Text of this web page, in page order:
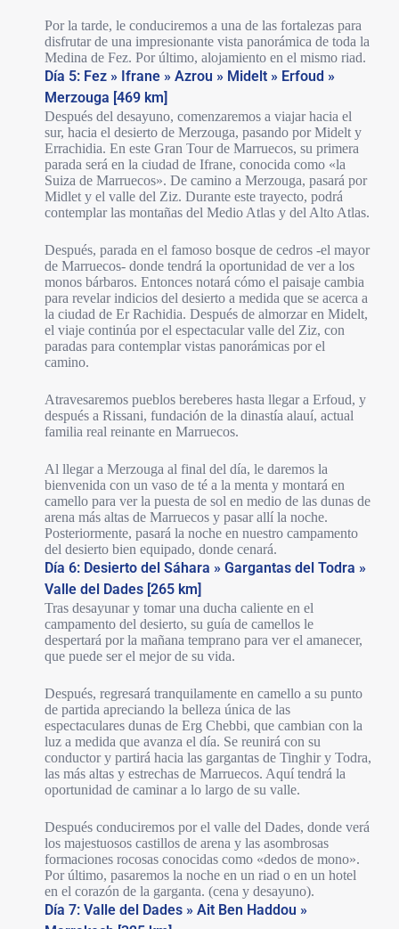
Por la tarde, le conduciremos a una de las fortalezas para
disfrutar de una impresionante vista panorámica de toda la
Medina de Fez. Por último, alojamiento en el mismo riad.
Día 5: Fez » Ifrane » Azrou » Midelt » Erfoud »
Merzouga [469 km]
Después del desayuno, comenzaremos a viajar hacia el
sur, hacia el desierto de Merzouga, pasando por Midelt y
Errachidia. En este Gran Tour de Marruecos, su primera
parada será en la ciudad de Ifrane, conocida como «la
Suiza de Marruecos». De camino a Merzouga, pasará por
Midlet y el valle del Ziz. Durante este trayecto, podrá
contemplar las montañas del Medio Atlas y del Alto Atlas.
Después, parada en el famoso bosque de cedros -el mayor
de Marruecos- donde tendrá la oportunidad de ver a los
monos bárbaros. Entonces notará cómo el paisaje cambia
para revelar indicios del desierto a medida que se acerca a
la ciudad de Er Rachidia. Después de almorzar en Midelt,
el viaje continúa por el espectacular valle del Ziz, con
paradas para contemplar vistas panorámicas por el
camino.
Atravesaremos pueblos bereberes hasta llegar a Erfoud, y
después a Rissani, fundación de la dinastía alauí, actual
familia real reinante en Marruecos.
Al llegar a Merzouga al final del día, le daremos la
bienvenida con un vaso de té a la menta y montará en
camello para ver la puesta de sol en medio de las dunas de
arena más altas de Marruecos y pasar allí la noche.
Posteriormente, pasará la noche en nuestro campamento
del desierto bien equipado, donde cenará.
Día 6: Desierto del Sáhara » Gargantas del Todra »
Valle del Dades [265 km]
Tras desayunar y tomar una ducha caliente en el
campamento del desierto, su guía de camellos le
despertará por la mañana temprano para ver el amanecer,
que puede ser el mejor de su vida.
Después, regresará tranquilamente en camello a su punto
de partida apreciando la belleza única de las
espectaculares dunas de Erg Chebbi, que cambian con la
luz a medida que avanza el día. Se reunirá con su
conductor y partirá hacia las gargantas de Tinghir y Todra,
las más altas y estrechas de Marruecos. Aquí tendrá la
oportunidad de caminar a lo largo de su valle.
Después conduciremos por el valle del Dades, donde verá
los majestuosos castillos de arena y las asombrosas
formaciones rocosas conocidas como «dedos de mono».
Por último, pasaremos la noche en un riad o en un hotel
en el corazón de la garganta. (cena y desayuno).
Día 7: Valle del Dades » Ait Ben Haddou »